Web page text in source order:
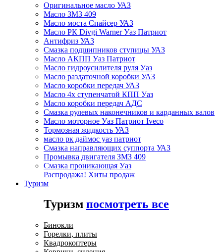
Оригинальное масло УАЗ
Масло ЗМЗ 409
Масло моста Спайсер УАЗ
Масло РК Divgi Warner Уаз Патриот
Антифриз УАЗ
Смазка подшипников ступицы УАЗ
Масло АКПП Уаз Патриот
Масло гидроусилителя руля Уаз
Масло раздаточной коробки УАЗ
Масло коробки передач УАЗ
Масло 4х ступенчатой КПП Уаз
Масло коробки передач АДС
Смазка рулевых наконечников и карданных валов
Масло моторное Уаз Патриот Iveco
Тормозная жидкость УАЗ
масло рк даймос уаз патриот
Смазка направляющих суппорта УАЗ
Промывка двигателя ЗМЗ 409
Смазка проникающая Уаз
Распродажа! Хиты продаж
Туризм
Туризм посмотреть все
Бинокли
Горелки, плиты
Квадрокоптеры